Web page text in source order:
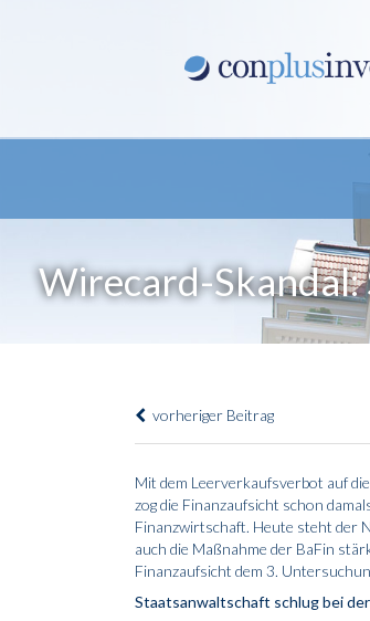
Wirecard-
vorheriger Beitrag
Mit dem Leerverkaufsverbot auf
zog die Finanzaufsicht schon
Finanzwirtschaft. Heute steht der
auch die Maßnahme der BaFin
Finanzaufsicht dem 3.
Staatsanwaltschaft schlug bei